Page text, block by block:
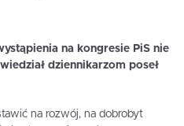
na kongresie PiS nie
dziennikarzom poseł
na rozwój, na dobrobyt